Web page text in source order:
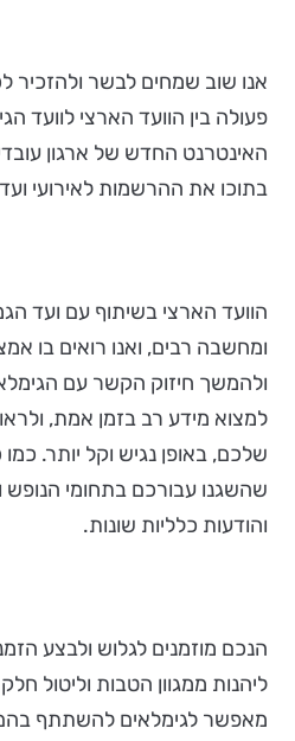
אנו שוב שמחים לבשר ולהזכיר
פעולה בין הוועד הארצי לוועד
האינטרנט החדש של ארגון
בתוכו את ההרשמות לאירועי
הוועד הארצי בשיתוף עם ועד
ומחשבה רבים, ואנו רואים בו
ולהמשך חיזוק הקשר עם
למצוא מידע רב בזמן אמת,
שלכם, באופן נגיש וקל יותר.
שהשגנו עבורכם בתחומי הנופש
והודעות כלליות שונות.
הנכם מוזמנים לגלוש ולבצע
ליהנות ממגוון הטבות וליטול
מאפשר לגימלאים להשתתף